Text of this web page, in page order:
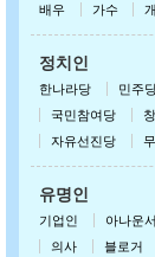
배우 가수
정치인
한나라당 민주
국민참여당
자유선진당
유명인
기업인 아나운서
의사
블로거